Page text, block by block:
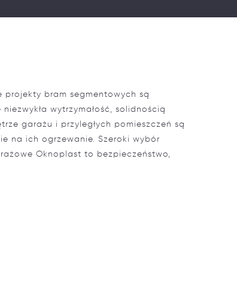
projekty bram segmentowych są
wytrzymałość, solidnością
garażu i przyległych pomieszczeń są
na ich ogrzewanie. Szeroki wybór
Oknoplast to bezpieczeństwo,